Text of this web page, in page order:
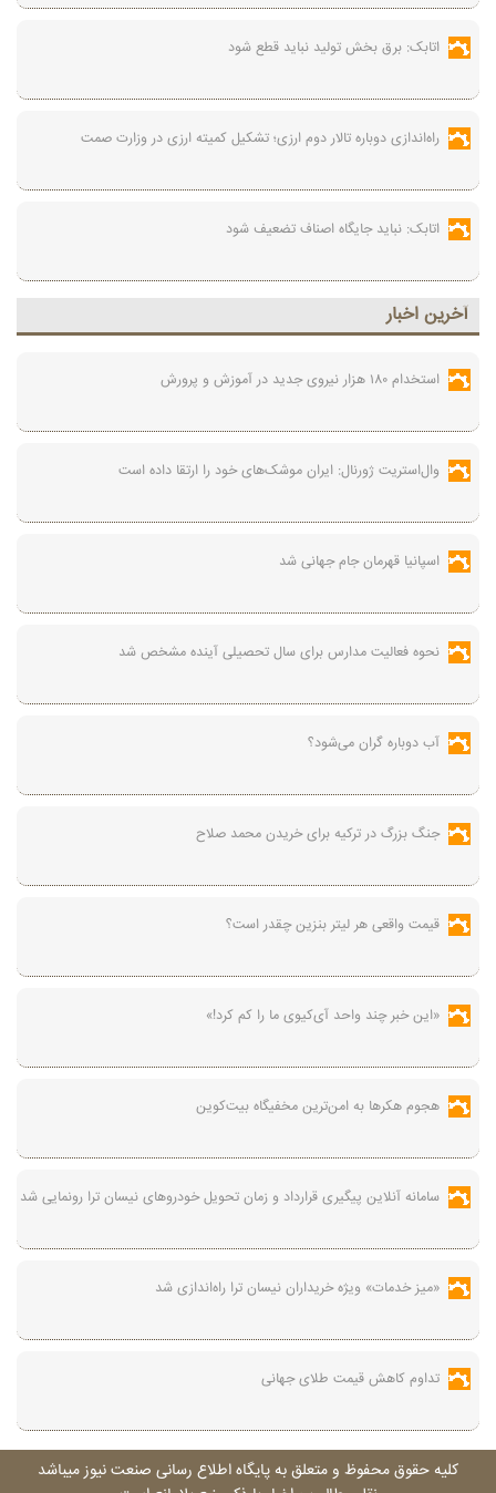
اتابک: برق بخش تولید نباید قطع شود
راه‌اندازی دوباره تالار دوم ارزی؛ تشکیل کمیته ارزی در وزارت صمت
اتابک: نباید جایگاه اصناف تضعیف شود
آخرين اخبار
استخدام ۱۸۰ هزار نیروی جدید در آموزش‌ و پرورش
وال‌استریت ژورنال: ایران موشک‌های خود را ارتقا داده است
اسپانیا قهرمان جام جهانی شد
نحوه فعالیت مدارس برای سال تحصیلی آینده مشخص شد
آب دوباره گران می‌شود؟
جنگ بزرگ در ترکیه برای خریدن محمد صلاح
قیمت واقعی هر لیتر بنزین چقدر است؟
«این خبر چند واحد آی‌کیوی ما را کم کرد!»
هجوم هکرها به امن‌ترین مخفیگاه بیت‌کوین
سامانه آنلاین پیگیری قرارداد‌ و زمان تحویل خودرو‌های نیسان ترا رونمایی شد
«میز خدمات» ویژه خریداران نیسان ترا راه‌اندازی شد
تداوم کاهش قیمت طلای جهانی
کليه حقوق محفوظ و متعلق به پايگاه اطلاع رسانی صنعت نيوز ميباشد